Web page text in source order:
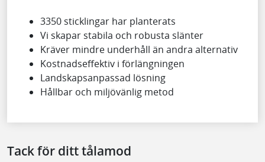
3350 sticklingar har planterats
Vi skapar stabila och robusta slänter
Kräver mindre underhåll än andra alternativ
Kostnadseffektiv i förlängningen
Landskapsanpassad lösning
Hållbar och miljövänlig metod
Tack för ditt tålamod